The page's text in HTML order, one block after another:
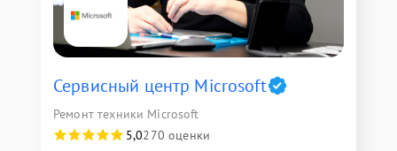
Сервисный центр Microsoft
Ремонт техники Microsoft
5,0270 оценки